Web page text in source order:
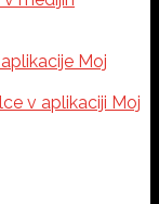
Moj
v aplikaciji Moj